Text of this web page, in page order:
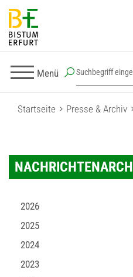
Menü
Startseite Presse & Archiv
2026
2025
2024
2023